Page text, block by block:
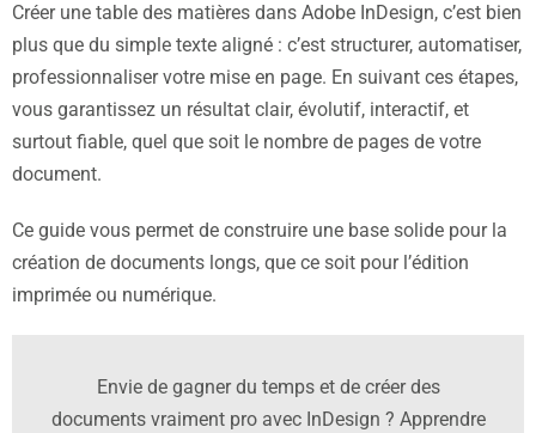
Créer une table des matières dans Adobe InDesign, c’est bien
plus que du simple texte aligné : c’est structurer, automatiser,
professionnaliser votre mise en page. En suivant ces étapes,
vous garantissez un résultat clair, évolutif, interactif, et
surtout fiable, quel que soit le nombre de pages de votre
document.
Ce guide vous permet de construire une base solide pour la
création de documents longs, que ce soit pour l’édition
imprimée ou numérique.
Envie de gagner du temps et de créer des
documents vraiment pro avec InDesign ? Apprendre